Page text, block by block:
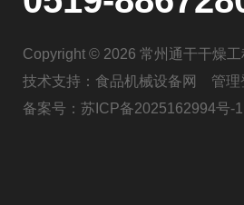
Copyright © 2026 常州通干干燥
技术支持： 食品机械设备网 管理
备案号： 苏ICP备2025162994号-1